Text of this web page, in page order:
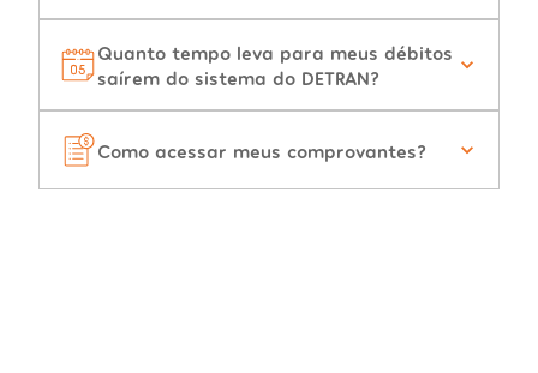
Quanto tempo leva para meus débitos
saírem do sistema do DETRAN?
Como acessar meus comprovantes?